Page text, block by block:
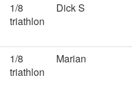
1/8
triathlon
Dick S
1/8
triathlon
Marian